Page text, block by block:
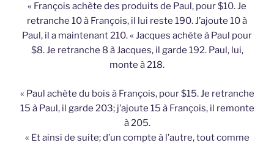
« François achète des produits de Paul, pour $10. Je
retranche 10 à François, il lui reste 190. J’ajoute 10 à
Paul, il a maintenant 210. « Jacques achète à Paul pour
$8. Je retranche 8 à Jacques, il garde 192. Paul, lui,
monte à 218.
« Paul achète du bois à François, pour $15. Je retranche
15 à Paul, il garde 203; j’ajoute 15 à François, il remonte
à 205.
« Et ainsi de suite; d’un compte à l’autre, tout comme